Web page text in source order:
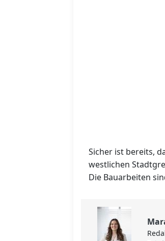
Sicher ist bereits,
westlichen
Die Bauarbeiten